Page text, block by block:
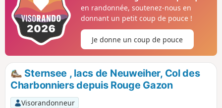
en randonnée, soutenez-nous en
donnant un petit coup de pouce !
Je donne un coup de pouce
Sternsee , lacs de Neuweiher, Col des
Charbonniers depuis Rouge Gazon
Visorandonneur